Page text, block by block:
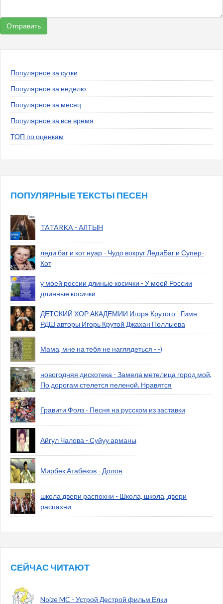
Популярное за сутки
Популярное за неделю
Популярное за месяц
Популярное за все время
ТОП по оценкам
ПОПУЛЯРНЫЕ ТЕКСТЫ ПЕСЕН
TATARKA - АЛТЫН
леди баг и кот нуар - Чудо вокруг ЛедиБаг и Супер-
Кот
у моей россии длиные косички - У моей России
длинные косички
ДЕТСКИЙ ХОР АКАДЕМИИ Игоря Крутого - Гимн
РДШ авторы Игорь Крутой Джахан Поллыева
Мама, мне на тебя не наглядеться - -)
новогодняя дискотека - Замела метелица город мой,
По дорогам стелется пеленой. Нравятся
Гравити Фолз - Песня на русском из заставки
Айгул Чалова - Суйуу арманы
Мирбек Атабеков - Долон
школа двери распохни - Школа, школа, двери
распахни
СЕЙЧАС ЧИТАЮТ
Noize MC - Устрой Дестрой фильм Елки